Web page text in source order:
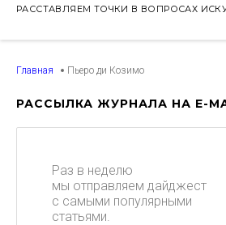
РАССТАВЛЯЕМ ТОЧКИ В ВОПРОСАХ
Главная Пьеро ди Козимо
РАССЫЛКА ЖУРНАЛА НА E-
Раз в неделю
мы отправляем дайджест
с самыми популярными
статьями.